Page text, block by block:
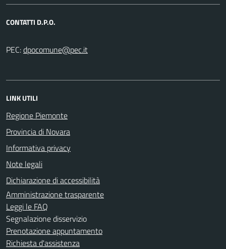
CONTATTI D.P.O.
PEC:
LINK UTILI
Regione Piemonte
Provincia di Novara
Informativa privacy
Note legali
Dichiarazione di accessibilità
Amministrazione trasparente
Leggi le FAQ
Segnalazione disservizio
Prenotazione appuntamento
Richiesta d'assistenza